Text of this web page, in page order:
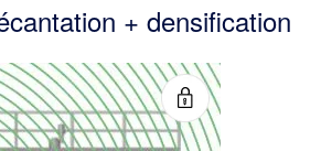
+ densification